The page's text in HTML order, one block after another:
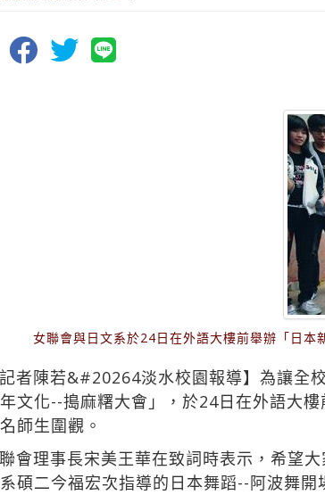
女聯會與日文系於24日在外語大樓前舉辦「日本
記者陳若&#20264淡水校園報導】為讓全
文化--搗麻糬大會」，於24日在外語大
師生圍觀。
會理事長宋美王華在致詞時表示，希望
碩二今福宏次指導的日本舞蹈--阿波舞